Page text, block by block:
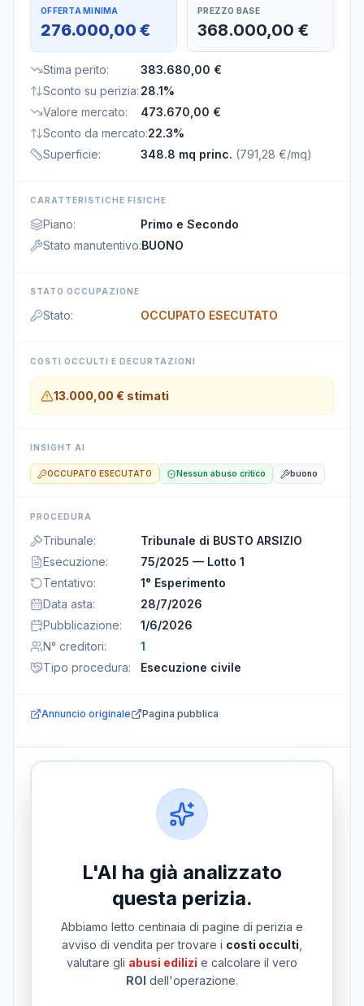
OFFERTA MINIMA
276.000,00 €
PREZZO BASE
368.000,00 €
Stima perito:
383.680,00 €
Sconto su perizia: 28.1%
Valore mercato:
473.670,00 €
Sconto da mercato:22.3%
Superficie: 348.8 mq princ. (791,28 €/mq)
CARATTERISTICHE FISICHE
Piano:
Primo e Secondo
Stato manutentivo:BUONO
STATO OCCUPAZIONE
Stato: OCCUPATO ESECUTATO
COSTI OCCULTI E DECURTAZIONI
13.000,00 € stimati
INSIGHT AI
OCCUPATO ESECUTATO Nessun abuso critico buono
PROCEDURA
Tribunale:
Tribunale di BUSTO ARSIZIO
Esecuzione:
75/2025 — Lotto 1
Tentativo:
1° Esperimento
Data asta:
28/7/2026
Pubblicazione:
1/6/2026
N° creditori:
1
Tipo procedura: Esecuzione civile
Annuncio originale Pagina pubblica
L'AI ha già analizzato
questa perizia.
Abbiamo letto centinaia di pagine di perizia e
avviso di vendita per trovare i costi occulti
valutare gli abusi edilizi e calcolare il vero
ROI dell'operazione.